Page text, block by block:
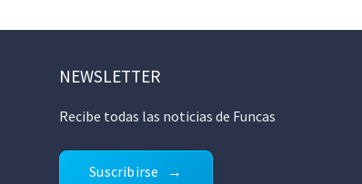
NEWSLETTER
Recibe todas las noticias de Funcas
Suscribirse